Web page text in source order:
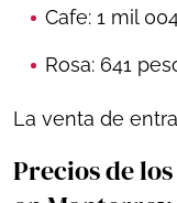
Cafe: 1 mil
Rosa: 641
La venta de
Precios de